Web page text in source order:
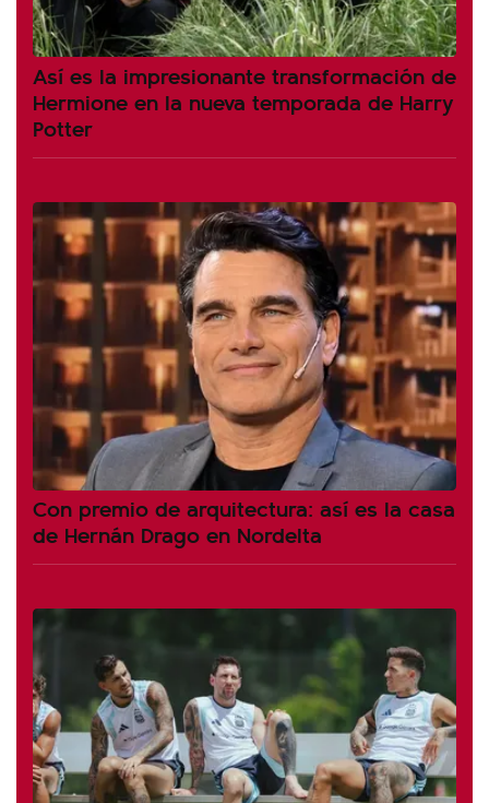
Así es la impresionante transformación de
Hermione en la nueva temporada de Harry
Potter
Con premio de arquitectura: así es la casa
de Hernán Drago en Nordelta